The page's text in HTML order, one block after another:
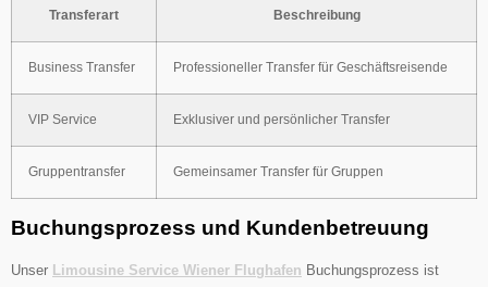
Transferart Beschreibung
Business Transfer Professioneller Transfer für Geschäftsreisende
VIP Service Exklusiver und persönlicher Transfer
Gruppentransfer Gemeinsamer Transfer für Gruppen
Buchungsprozess und Kundenbetreuung
Unser Limousine Service Wiener Flughafen Buchungsprozess ist